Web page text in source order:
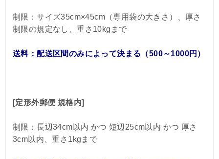
制限：サイズ35cm×45cm（専用袋の大きさ）、厚さ
制限の規定なし、重さ10kgまで
送料：配送区間のみによって決まる（500～1000円）
[定形外郵便 規格内]
制限：長辺34cm以内 かつ 短辺25cm以内 かつ 厚さ
3cm以内、重さ1kgまで